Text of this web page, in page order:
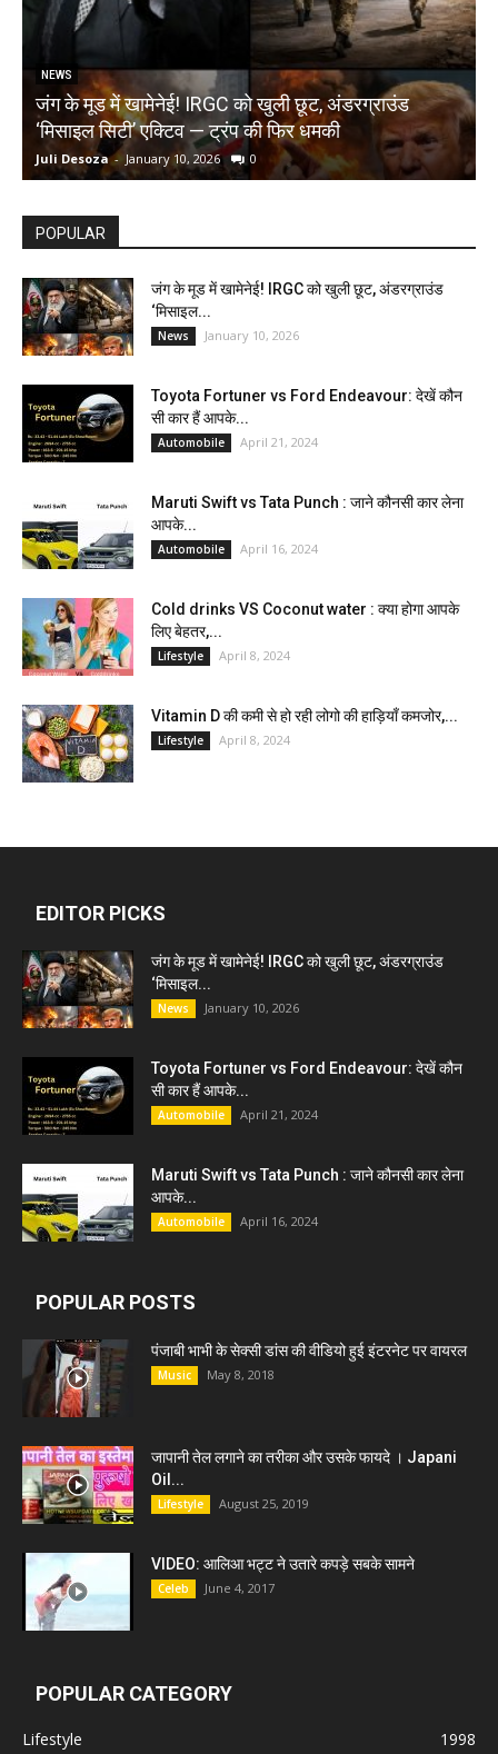
NEWS
जंग के मूड में खामेनेई! IRGC को खुली छूट, अंडरग्राउंड
‘मिसाइल सिटी’ एक्टिव — ट्रंप की फिर धमकी
Juli Desoza - January 10, 2026 0
POPULAR
जंग के मूड में खामेनेई! IRGC को खुली छूट, अंडरग्राउंड
‘मिसाइल...
News January 10, 2026
Toyota Fortuner vs Ford Endeavour: देखें कौन
सी कार हैं आपके...
Automobile April 21, 2024
Maruti Swift vs Tata Punch : जाने कौनसी कार लेना
आपके...
Automobile April 16, 2024
Cold drinks VS Coconut water : क्या होगा आपके
लिए बेहतर,...
Lifestyle April 8, 2024
Vitamin D की कमी से हो रही लोगो की हाड़ियाँ कमजोर,...
Lifestyle April 8, 2024
EDITOR PICKS
जंग के मूड में खामेनेई! IRGC को खुली छूट, अंडरग्राउंड
‘मिसाइल...
News January 10, 2026
Toyota Fortuner vs Ford Endeavour: देखें कौन
सी कार हैं आपके...
Automobile April 21, 2024
Maruti Swift vs Tata Punch : जाने कौनसी कार लेना
आपके...
Automobile April 16, 2024
POPULAR POSTS
पंजाबी भाभी के सेक्सी डांस की वीडियो हुई इंटरनेट पर वायरल
Music May 8, 2018
जापानी तेल लगाने का तरीका और उसके फायदे । Japani
Oil...
Lifestyle August 25, 2019
VIDEO: आलिआ भट्ट ने उतारे कपड़े सबके सामने
Celeb June 4, 2017
POPULAR CATEGORY
Lifestyle
1998